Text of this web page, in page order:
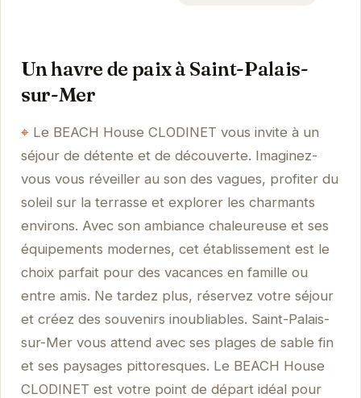
Un havre de paix à Saint-Palais-
sur-Mer
Le BEACH House CLODINET vous invite à un
séjour de détente et de découverte. Imaginez-
vous vous réveiller au son des vagues, profiter du
soleil sur la terrasse et explorer les charmants
environs. Avec son ambiance chaleureuse et ses
équipements modernes, cet établissement est le
choix parfait pour des vacances en famille ou
entre amis. Ne tardez plus, réservez votre séjour
et créez des souvenirs inoubliables. Saint-Palais-
sur-Mer vous attend avec ses plages de sable fin
et ses paysages pittoresques. Le BEACH House
CLODINET est votre point de départ idéal pour